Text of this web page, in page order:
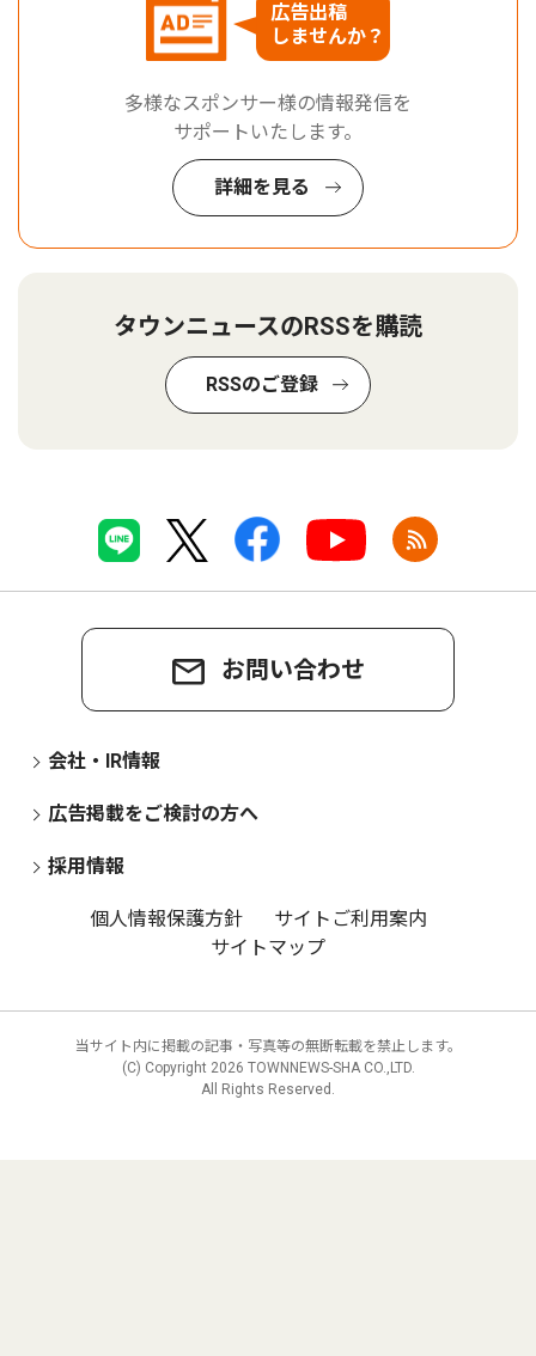
広告出稿
しませんか？
多様なスポンサー様の情報発信を
サポートいたします。
詳細を見る
タウンニュースのRSSを購読
RSSのご登録
お問い合わせ
会社・IR情報
広告掲載をご検討の方へ
採用情報
個人情報保護方針
サイトご利用案内
サイトマップ
当サイト内に掲載の記事・写真等の無断転載を禁止します。
(C) Copyright 2026 TOWNNEWS-SHA CO.,LTD.
All Rights Reserved.